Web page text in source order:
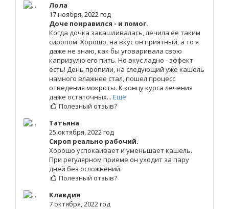
Лола
17 ноября, 2022 год
Доче понравился - и помог.
Когда дочка закашливалась, лечила ее таким
сиропом. Хорошо, на вкус он приятный, а то я
даже не знаю, как бы уговаривала свою
капризулю его пить. Но вкус ладно - эффект
есть! День пропили, на следующий уже кашель
намного влажнее стал, пошел процесс
отведения мокроты. К концу курса лечения
даже остаточных... Ещё
Полезный отзыв?
Татьяна
25 октября, 2022 год
Сироп реально рабочий.
Хорошо успокаивает и уменьшает кашель.
При регулярном приеме он уходит за пару
дней без осложнений.
Полезный отзыв?
Клавдия
7 октября, 2022 год